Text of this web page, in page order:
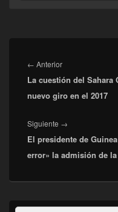
de
entradas
← AnteriorEntrada
anterior:
La cuestión del Sahara
nuevo giro en el 2017
Siguiente →
siguiente:
El presidente de
error» la admisión de
El